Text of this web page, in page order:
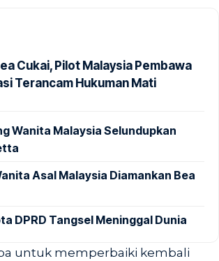
Cukai, Pilot Malaysia Pembawa
Terancam Hukuman Mati
Wanita Malaysia Selundupkan
Asal Malaysia Diamankan Bea
DPRD Tangsel Meninggal Dunia
untuk memperbaiki kembali